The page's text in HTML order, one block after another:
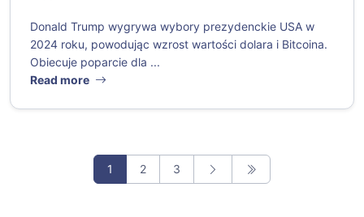
Donald Trump wygrywa wybory prezydenckie USA w
2024 roku, powodując wzrost wartości dolara i Bitcoina.
Obiecuje poparcie dla ...
Read more
1 2 3